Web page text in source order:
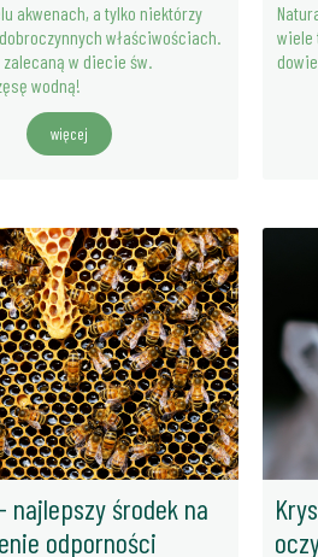
akwenach, a tylko niektórzy
właściwościach.
w diecie św.
wodną!
więcej
wiele
najlepszy środek na
odporności
składnik
18-10-2025
Onyks
Więcej